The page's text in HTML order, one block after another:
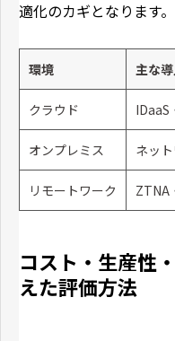
適化のカギとなります。
環境 主な
クラウド IDaaS
オンプレミス ネッ
リモートワーク ZTNA
コスト・生産性
えた評価方法